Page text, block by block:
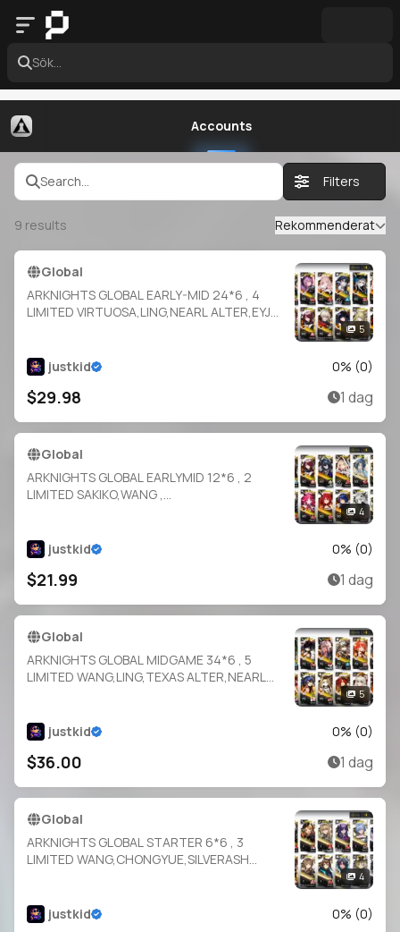
Sök...
Accounts
Search... Filters
9 results Rekommenderat
Global
ARKNIGHTS GLOBAL EARLY-MID 24*6 , 4
LIMITED VIRTUOSA,LING,NEARL ALTER,EYJA
LAZE,EXUSIAI,SKADI,MOSTIMA
5
justkid 0% (0)
$29.98 1 dag
Global
ARKNIGHTS GLOBAL EARLYMID 12*6 , 2
LIMITED SAKIKO,WANG ,
GIL
4
justkid 0% (0)
$21.99 1 dag
Global
ARKNIGHTS GLOBAL MIDGAME 34*6 , 5
LIMITED WANG,LING,TEXAS ALTER,NEARL
ENANCE,BAGPIPE,HORN,SARIA,FIAMMETTA,
IFRIT
5
justkid 0% (0)
$36.00 1 dag
Global
ARKNIGHTS GLOBAL STARTER 6*6 , 3
LIMITED WANG,CHONGYUE,SILVERASH
4
justkid 0% (0)